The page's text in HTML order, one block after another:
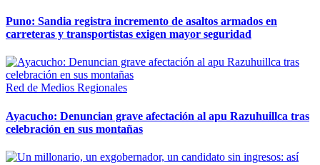
Puno: Sandia registra incremento de asaltos armados en
carreteras y transportistas exigen mayor seguridad
Red de Medios Regionales
Ayacucho: Denuncian grave afectación al apu Razuhuillca tras
celebración en sus montañas